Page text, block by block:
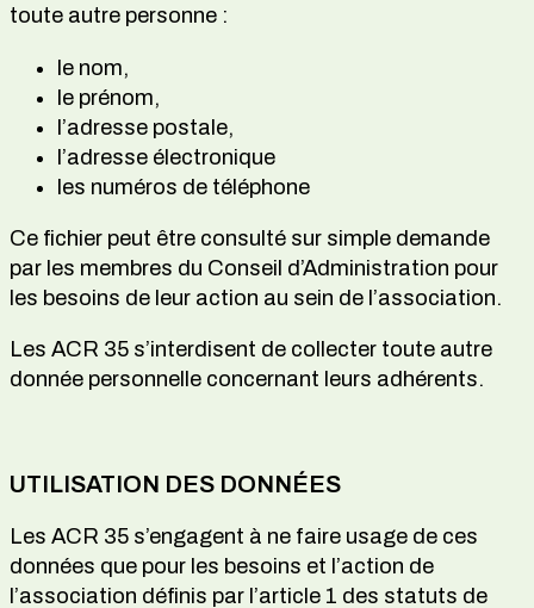
toute autre personne :
le nom,
le prénom,
l’adresse postale,
l’adresse électronique
les numéros de téléphone
Ce fichier peut être consulté sur simple demande
par les membres du Conseil d’Administration pour
les besoins de leur action au sein de l’association.
Les ACR 35 s’interdisent de collecter toute autre
donnée personnelle concernant leurs adhérents.
UTILISATION DES DONNÉES
Les ACR 35 s’engagent à ne faire usage de ces
données que pour les besoins et l’action de
l’association définis par l’article 1 des statuts de